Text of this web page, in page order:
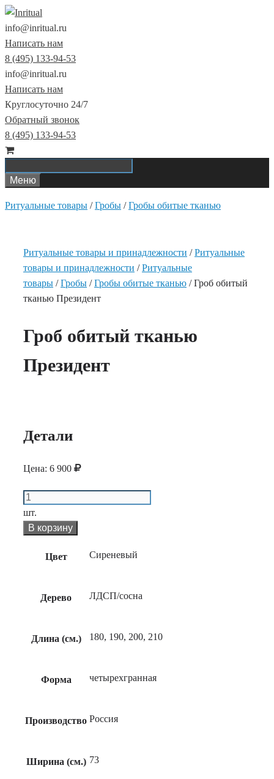
Перейти
к
содержимому
info@inritual.ru
Написать нам
8 (495) 133-94-53
info@inritual.ru
Написать нам
Круглосуточно 24/7
Обратный звонок
8 (495) 133-94-53
Меню
Ритуальные товары /Гробы /Гробы обитые тканью
Ритуальные товары и принадлежности /Ритуальные
товары и принадлежности /Ритуальные
товары /Гробы /Гробы обитые тканью / Гроб обитый
тканью Президент
Гроб обитый тканью
Президент
Детали
Цена: 6 900
Количество
Гроб
обитый
Президент
шт.
В корзину
Цвет Сиреневый
Дерево ЛДСП/сосна
Длина (см.) 180, 190, 200, 210
Форма четырехгранная
Производство Россия
Ширина (см.) 73